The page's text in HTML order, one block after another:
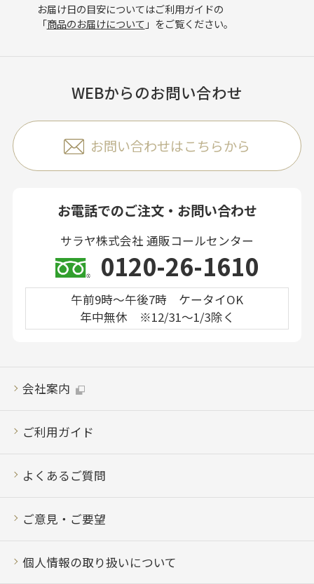
お届け日の目安についてはご利用ガイドの
「商品のお届けについて 」をご覧ください。
WEBからのお問い合わせ
お問い合わせはこちらから
お電話でのご注文・お問い合わせ
サラヤ株式会社 通販コールセンター
0120-26-1610
午前9時～午後7時 ケータイOK
年中無休 ※12/31～1/3除く
会社案内
ご利用ガイド
よくあるご質問
ご意見・ご要望
個人情報の取り扱いについて